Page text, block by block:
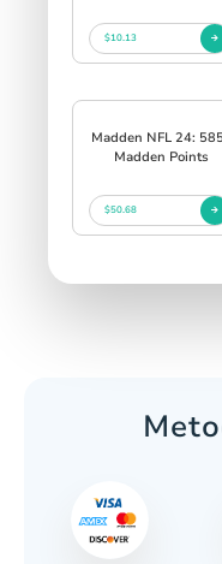
$10.13
Madden NFL 24:
Madden Points
$50.68